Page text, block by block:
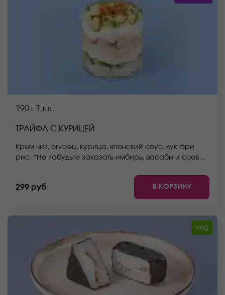
190 г 1 шт.
ТРАЙФЛ С КУРИЦЕЙ
Крем чиз, огурец, курица, японский соус, лук фри
рис. *Не забудьте заказать имбирь, васаби и соевый
вид блюда может отличаться от фото на сайте.
299 руб В КОРЗИНУ
veg